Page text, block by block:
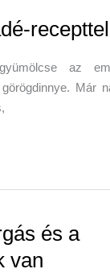
recepttel
az
Már
és a
van